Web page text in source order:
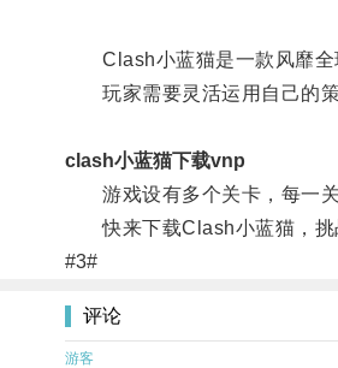
Clash小蓝猫是一款风靡全
玩家需要灵活运用自己的策
clash小蓝猫下载vnp
游戏设有多个关卡，每一关
快来下载Clash小蓝猫，挑战
#3#
评论
游客